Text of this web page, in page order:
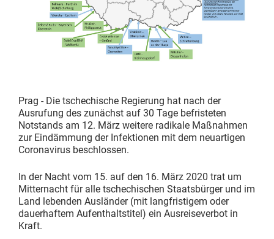
Prag - Die tschechische Regierung hat nach der
Ausrufung des zunächst auf 30 Tage befristeten
Notstands am 12. März weitere radikale Maßnahmen
zur Eindämmung der Infektionen mit dem neuartigen
Coronavirus beschlossen.
In der Nacht vom 15. auf den 16. März 2020 trat um
Mitternacht für alle tschechischen Staatsbürger und im
Land lebenden Ausländer (mit langfristigem oder
dauerhaftem Aufenthaltstitel) ein Ausreiseverbot in
Kraft.